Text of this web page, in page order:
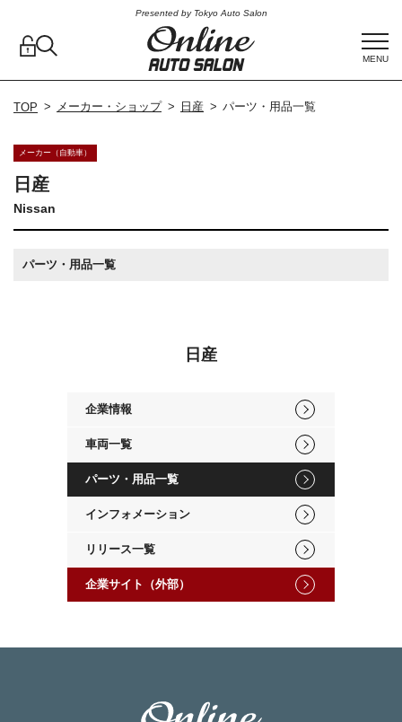
Presented by Tokyo Auto Salon
MENU
TOP メーカー・ショップ 日産 パーツ・用品一覧
メーカー（自動車）
日産
Nissan
パーツ・用品一覧
日産
企業情報
車両一覧
パーツ・用品一覧
インフォメーション
リリース一覧
企業サイト（外部）